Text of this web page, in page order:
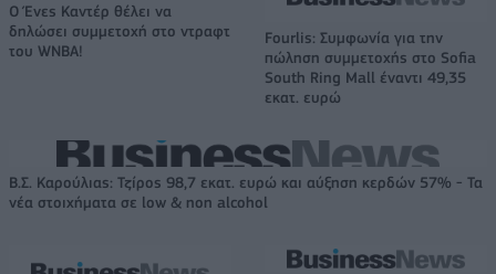
Ο Ένες Καντέρ θέλει να
δηλώσει συμμετοχή στο ντραφτ
του WNBA!
Fourlis: Συμφωνία για την
πώληση συμμετοχής στο Sofia
South Ring Mall έναντι 49,35
εκατ. ευρώ
Β.Σ. Καρούλιας: Τζίρος 98,7 εκατ. ευρώ και αύξηση κερδών 57% - Τα
νέα στοιχήματα σε low & non alcohol